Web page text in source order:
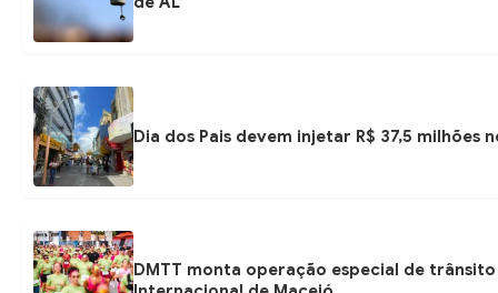
Dia dos Pais devem injetar R$ 37,5 milhões
DMTT monta operação especial de